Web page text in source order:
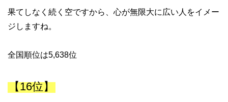
果てしなく続く空ですから、心が無限大に広い人をイメー
ジしますね。
全国順位は5,638位
【16位】